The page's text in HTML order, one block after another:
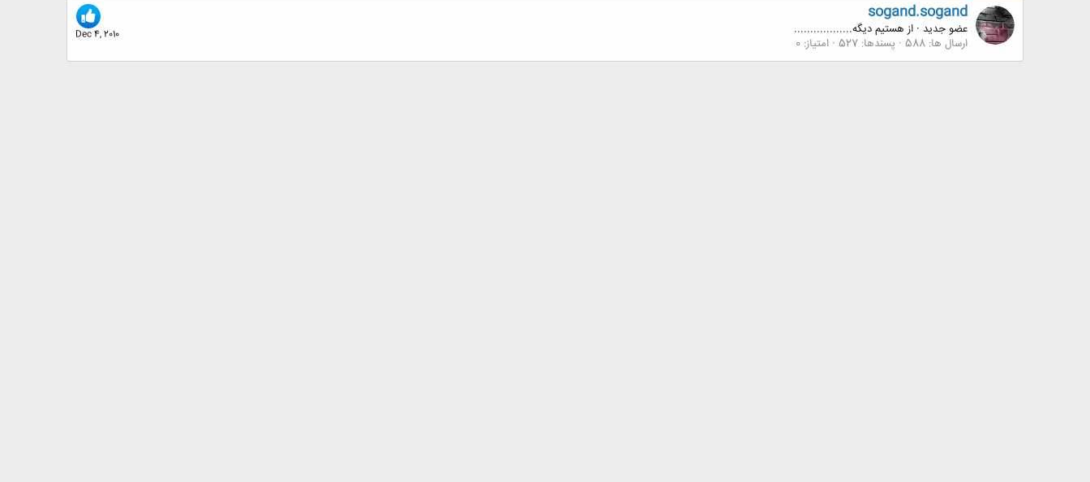
Dec 4, 2010
sogand.sogand
عضو جدید · از هستیم دیگه..................
ارسال ها 588 پسندها 527 امتیاز 0